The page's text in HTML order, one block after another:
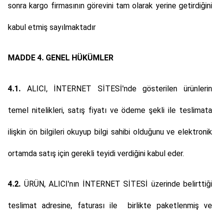
sonra kargo firmasının görevini tam olarak yerine getirdiğini
kabul etmiş sayılmaktadır
MADDE 4. GENEL HÜKÜMLER
4.1. ALICI, İNTERNET SİTESİ'nde gösterilen ürünlerin
temel nitelikleri, satış fiyatı ve ödeme şekli ile teslimata
ilişkin ön bilgileri okuyup bilgi sahibi olduğunu ve elektronik
ortamda satış için gerekli teyidi verdiğini kabul eder.
4.2. ÜRÜN, ALICI'nın İNTERNET SİTESİ üzerinde belirttiği
teslimat adresine, faturası ile birlikte paketlenmiş ve